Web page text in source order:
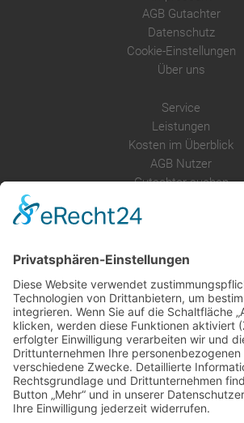
AGB Gutachter
Datenschutz
Cookie-Einstellungen
Über uns
Service
Leistungen
Kosten im Überblick
AGB Nutzer
Gutachter suchen
Anfrage
Presse
Partner: Der DGuSV
als Gutachter eintragen
Infos für Suchende